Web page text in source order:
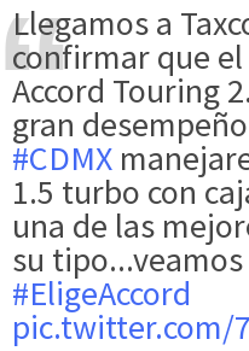
Llegamos a Taxco, Guerrero para
confirmar que el
Accord Touring
gran
#CDMX
1.5 turbo con
una de las
su
#EligeAccord
pic.twitter.com/